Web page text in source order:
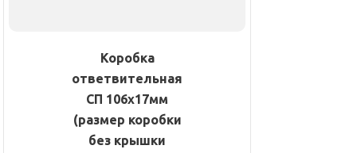
Коробка
ответвительная
СП 106х17мм
(размер коробки
без крышки